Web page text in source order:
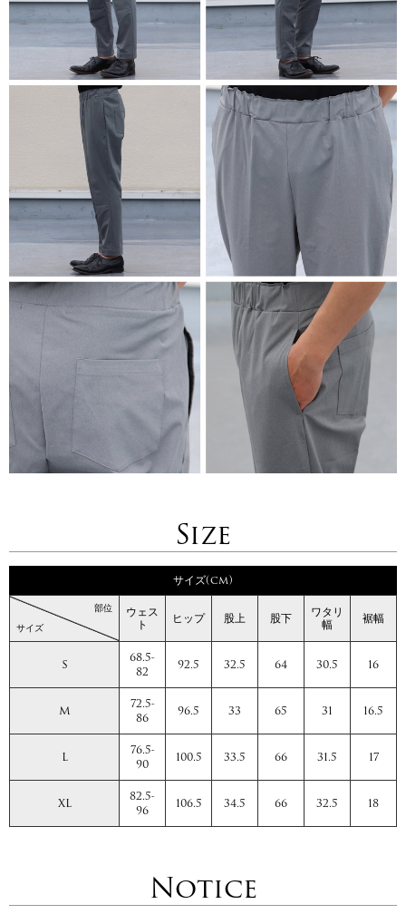
Size
サイズ(cm)
サイズ
部位 ウェス
ト ヒップ 股上 股下 ワタリ
幅 裾幅
S
68.5-
82
92.5 32.5 64 30.5 16
M
72.5-
86
96.5 33 65 31 16.5
L
76.5-
90
100.5 33.5 66 31.5 17
XL
82.5-
96
106.5 34.5 66 32.5 18
Notice